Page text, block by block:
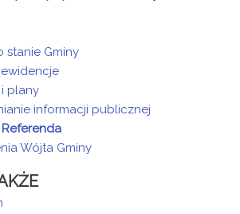
stanie Gminy
ewidencje
plany
informacji publicznej
Wójta Gminy